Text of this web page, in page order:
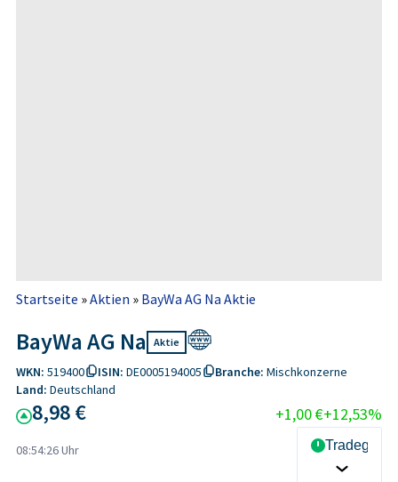
Startseite »Aktien » BayWa AG Na Aktie
BayWa AG Na Aktie
WKN: 519400 ISIN: DE0005194005 Branche: Mischkonzerne
Land: Deutschland
8,98 € +1,00 €+12,53%
08:54:26 Uhr Tradegate